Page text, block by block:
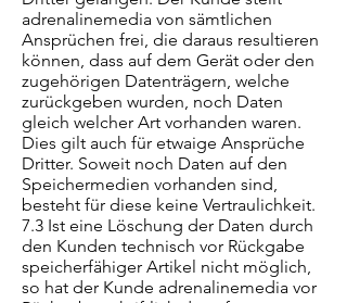
adrenalinemedia von sämtlichen
Ansprüchen frei, die daraus resultieren
können, dass auf dem Gerät oder den
zugehörigen Datenträgern, welche
zurückgeben wurden, noch Daten
gleich welcher Art vorhanden waren.
Dies gilt auch für etwaige Ansprüche
Dritter. Soweit noch Daten auf den
Speichermedien vorhanden sind,
besteht für diese keine Vertraulichkeit.
7.3 Ist eine Löschung der Daten durch
den Kunden technisch vor Rückgabe
speicherfähiger Artikel nicht möglich,
so hat der Kunde adrenalinemedia vor